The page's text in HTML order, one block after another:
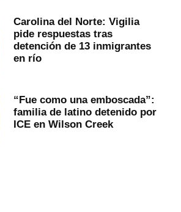
Carolina del Norte: Vigilia
pide respuestas tras
detención de 13 inmigrantes
en río
“Fue como una emboscada”:
familia de latino detenido por
ICE en Wilson Creek